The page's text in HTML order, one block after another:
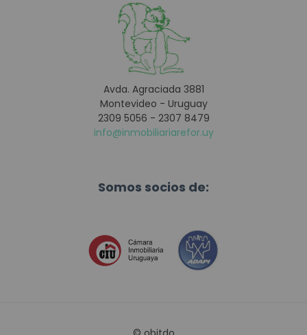
Avda. Agraciada 3881
Montevideo - Uruguay
2309 5056 - 2307 8479
info@inmobiliariarefor.uy
Somos socios de: